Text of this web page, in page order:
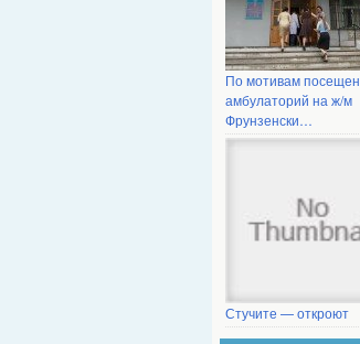
По мотивам
амбулаторий на ж/м
Фрунзенски…
Стучите — откроют